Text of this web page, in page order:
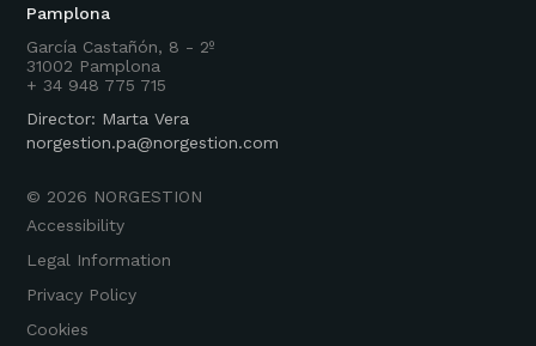
Pamplona
García Castañón, 8 - 2º
31002 Pamplona
+ 34 948 775 715
Director: Marta Vera
norgestion.pa@norgestion.com
Accessibility
Legal Information
Privacy Policy
Cookies
© 2026 NORGESTION